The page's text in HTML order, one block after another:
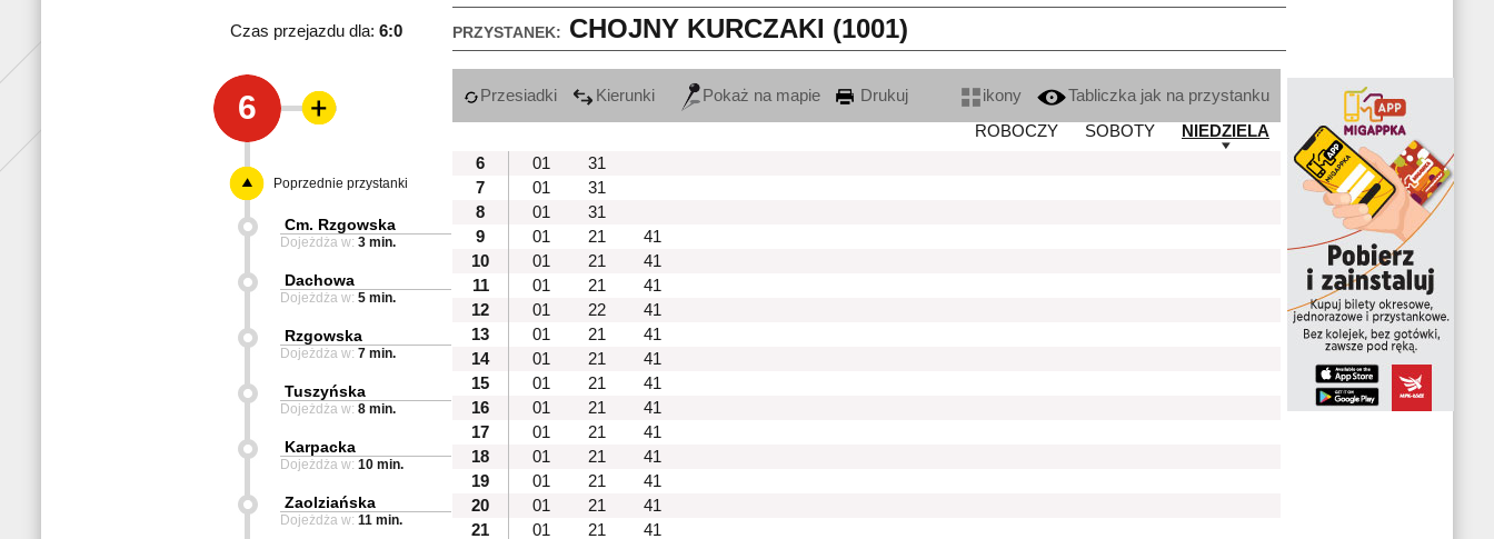
PRZYSTANEK: CHOJNY KURCZAKI (1001)
Czas przejazdu dla: 6:0
6 Przesiadki Kierunki Pokaż na mapie Drukuj ikony
Tabliczka jak na przystanku
ROBOCZY
SOBOTY
NIEDZIELA
6
01
31
7
01
31
8
01
31
9
01 21
41
10
01 21
41
11
01 21
41
12
01 22
41
13
01 21
41
14
01 21
41
15
01 21
41
16
01 21
41
17
01 21
41
18
01 21
41
19
01 21
41
20
01 21
41
21
01 21
41
Poprzednie przystanki
Cm. Rzgowska
Dojeżdża w: 3 min.
Dachowa
Dojeżdża w: 5 min.
Rzgowska
Dojeżdża w: 7 min.
Tuszyńska
Dojeżdża w: 8 min.
Karpacka
Dojeżdża w: 10 min.
Zaolziańska
Dojeżdża w: 11 min.